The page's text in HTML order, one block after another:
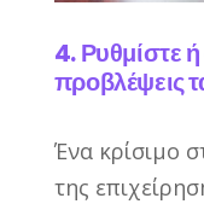
4. Ρυθμίστε
προβλέψεις
Ένα κρίσιμο
της